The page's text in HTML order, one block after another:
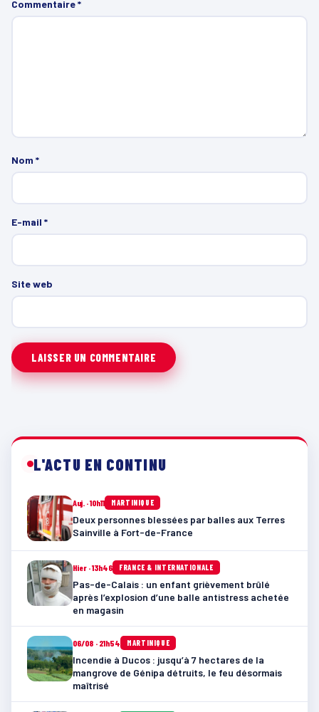
Commentaire*
Nom *
E-mail *
Site web
L'ACTU EN CONTINU
Auj. · 10h11 MARTINIQUE
Deux personnes blessées par balles aux Terres
Sainville à Fort-de-France
Hier · 13h46 FRANCE & INTERNATIONALE
Pas-de-Calais : un enfant grièvement brûlé
après l’explosion d’une balle antistress achetée
en magasin
06/08 · 21h54 MARTINIQUE
Incendie à Ducos : jusqu’à 7 hectares de la
mangrove de Génipa détruits, le feu désormais
maîtrisé